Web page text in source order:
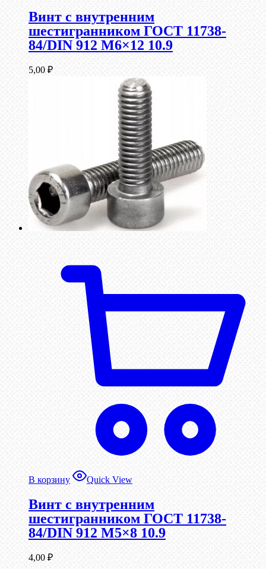
Винт c внутренним
шестигранником ГОСТ 11738-
84/DIN 912 М6×12 10.9
5,00 ₽
В корзину Quick View
Винт c внутренним
шестигранником ГОСТ 11738-
84/DIN 912 М5×8 10.9
4,00 ₽